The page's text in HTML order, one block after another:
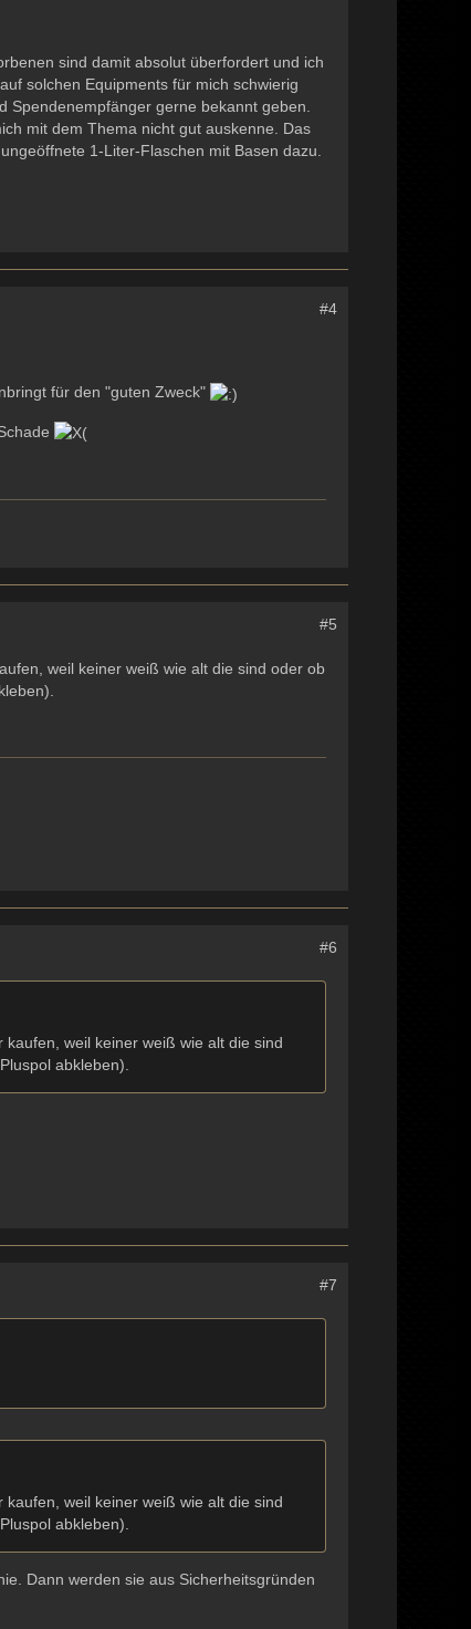
sind damit absolut überfordert und ich
solchen Equipments für mich schwierig
Spendenempfänger gerne bekannt geben.
mit dem Thema nicht gut auskenne. Das
1-Liter-Flaschen mit Basen dazu.
#4
für den "guten Zweck"
#5
weil keiner weiß wie alt die sind oder ob
#6
weil keiner weiß wie alt die sind
abkleben).
#7
weil keiner weiß wie alt die sind
abkleben).
Dann werden sie aus Sicherheitsgründen